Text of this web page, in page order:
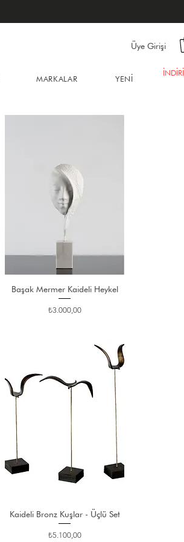
Üye Girişi
Başak Mermer Kaideli Heykel
Fiyat
₺3.000,00
Kaideli Bronz Kuşlar - Üçlü Set
Fiyat
₺5.100,00
MARKALAR YENİ